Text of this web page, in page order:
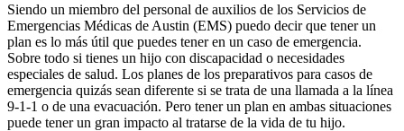
Siendo un miembro del personal de auxilios de los Servicios de
Emergencias Médicas de Austin (EMS) puedo decir que tener un
plan es lo más útil que puedes tener en un caso de emergencia.
Sobre todo si tienes un hijo con discapacidad o necesidades
especiales de salud. Los planes de los preparativos para casos de
emergencia quizás sean diferente si se trata de una llamada a la línea
9-1-1 o de una evacuación. Pero tener un plan en ambas situaciones
puede tener un gran impacto al tratarse de la vida de tu hijo.